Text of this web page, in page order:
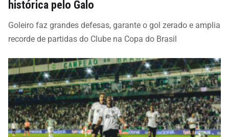
histórica pelo Galo
Goleiro faz grandes defesas, garante o gol zerado e amplia
recorde de partidas do Clube na Copa do Brasil